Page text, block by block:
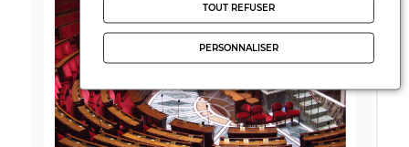
TOUT REFUSER
PERSONNALISER